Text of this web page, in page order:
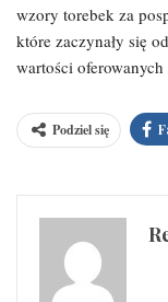
wzory torebek za
które zaczynały się
wartości
Podziel się